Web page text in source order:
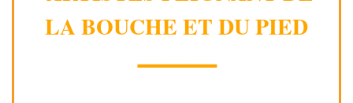
LA BOUCHE ET DU PIED
⸻